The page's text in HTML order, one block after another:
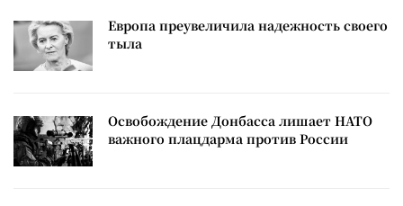
Европа преувеличила надежность своего
тыла
Освобождение Донбасса лишает НАТО
важного плацдарма против России